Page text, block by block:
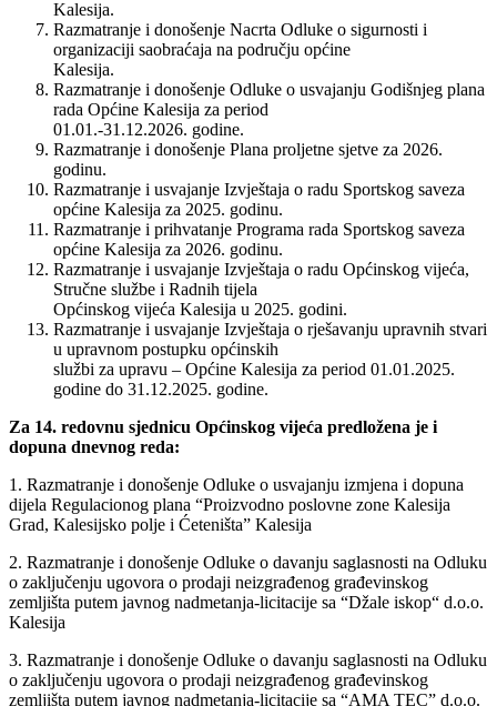
Kalesija.
Razmatranje i donošenje Nacrta Odluke o sigurnosti i
organizaciji saobraćaja na području općine
Kalesija.
Razmatranje i donošenje Odluke o usvajanju Godišnjeg plana
rada Općine Kalesija za period
01.01.-31.12.2026. godine.
Razmatranje i donošenje Plana proljetne sjetve za 2026.
godinu.
Razmatranje i usvajanje Izvještaja o radu Sportskog saveza
općine Kalesija za 2025. godinu.
Razmatranje i prihvatanje Programa rada Sportskog saveza
općine Kalesija za 2026. godinu.
Razmatranje i usvajanje Izvještaja o radu Općinskog vijeća,
Stručne službe i Radnih tijela
Općinskog vijeća Kalesija u 2025. godini.
Razmatranje i usvajanje Izvještaja o rješavanju upravnih stvari
u upravnom postupku općinskih
službi za upravu – Općine Kalesija za period 01.01.2025.
godine do 31.12.2025. godine.
Za 14. redovnu sjednicu Općinskog vijeća predložena je i
dopuna dnevnog reda:
1. Razmatranje i donošenje Odluke o usvajanju izmjena i dopuna
dijela Regulacionog plana “Proizvodno poslovne zone Kalesija
Grad, Kalesijsko polje i Ćeteništa” Kalesija
2. Razmatranje i donošenje Odluke o davanju saglasnosti na Odluku
o zaključenju ugovora o prodaji neizgrađenog građevinskog
zemljišta putem javnog nadmetanja-licitacije sa “Džale iskop“ d.o.o.
Kalesija
3. Razmatranje i donošenje Odluke o davanju saglasnosti na Odluku
o zaključenju ugovora o prodaji neizgrađenog građevinskog
zemljišta putem javnog nadmetanja-licitacije sa “AMA TEC” d.o.o.